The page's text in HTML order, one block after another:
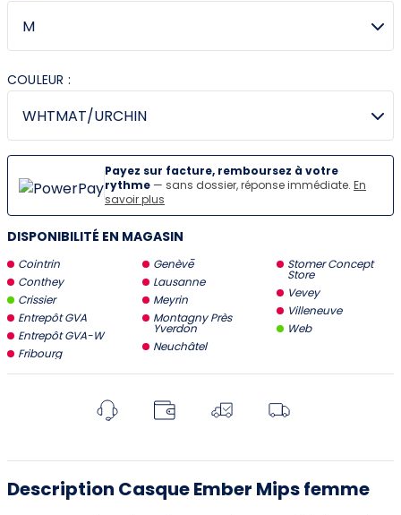
COULEUR :
Payez sur facture, remboursez à votre
rythme — sans dossier, réponse immédiate. En
savoir plus
DISPONIBILITÉ EN MAGASIN
Cointrin
Conthey
Crissier
Entrepôt GVA
Entrepôt GVA-W
Fribourg
Genève
Lausanne
Meyrin
Montagny Près
Yverdon
Neuchâtel
Stomer Concept
Store
Vevey
Villeneuve
Web
Description Casque Ember Mips femme